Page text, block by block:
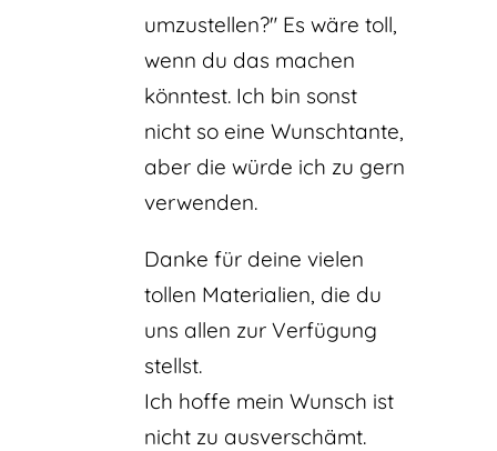
umzustellen?" Es wäre toll,
wenn du das machen
könntest. Ich bin sonst
nicht so eine Wunschtante,
aber die würde ich zu gern
verwenden.
Danke für deine vielen
tollen Materialien, die du
uns allen zur Verfügung
stellst.
Ich hoffe mein Wunsch ist
nicht zu ausverschämt.